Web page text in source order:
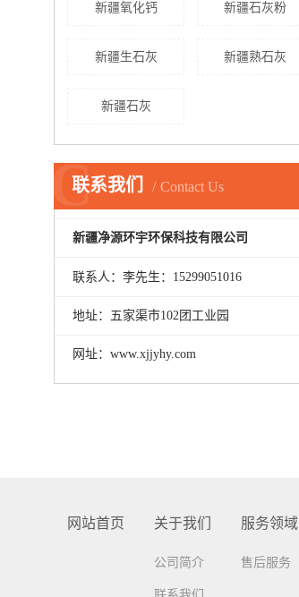
新疆氧化钙 新疆石灰粉
新疆生石灰 新疆熟石灰
新疆石灰
联系我们 Contact Us
C
新疆净源环宇环保科技有限公司
联系人：李先生：15299051016
地址：五家渠市102团工业园
网址：www.xjjyhy.com
网站首页 关于我们
公司简介
服务领域
售后服务